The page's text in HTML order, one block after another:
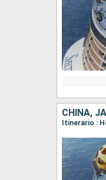
CHINA,
Itinerario :